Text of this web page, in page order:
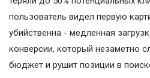
пользователь видел первую
убийственна - медленная
конверсии, который незаметно
бюджет и рушит позиции в